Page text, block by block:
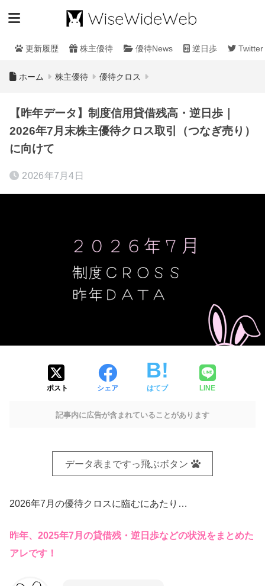
更新履歴 株主優待 優待News 逆日歩 Twitter
ホーム 株主優待 優待クロス
【昨年データ】制度信用貸借残高・逆日歩｜
2026年7月末株主優待クロス取引（つなぎ売り）
に向けて
2026年7月4日
ポスト シェア はてブ LINE
記事内に広告が含まれていることがあります
データ表まですっ飛ぶボタン
2026年7月の優待クロスに臨むにあたり…
昨年、2025年7月の貸借残・逆日歩などの状況をまとめた
アレです！